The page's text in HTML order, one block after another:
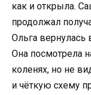
как и открыла.
продолжал
Ольга вернулась
Она посмотрела
коленях, но не
и чёткую схему